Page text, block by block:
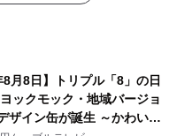
8月8日】トリプル「8」の日
ックモック・地域バージョ
ザイン缶が誕生 ～かわいい